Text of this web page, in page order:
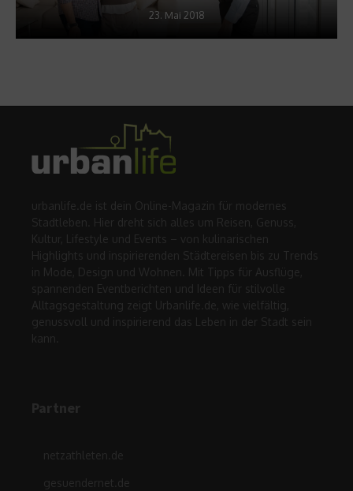
23. Mai 2018
urbanlife.de ist dein Online-Magazin für modernes
Stadtleben. Hier dreht sich alles um Reisen, Genuss,
Kultur, Lifestyle und Events – von kulinarischen
Highlights und inspirierenden Städtereisen bis zu Trends
in Mode, Design und Wohnen. Mit Tipps für Ausflüge,
spannenden Eventberichten und Ideen für stilvolle
Alltagsgestaltung zeigt Urbanlife.de, wie vielfältig,
genussvoll und inspirierend das Leben in der Stadt sein
kann.
Partner
netzathleten.de
gesuendernet.de